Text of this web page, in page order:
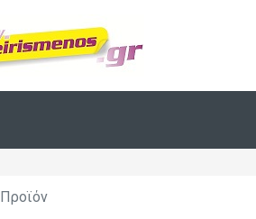
Προϊόν